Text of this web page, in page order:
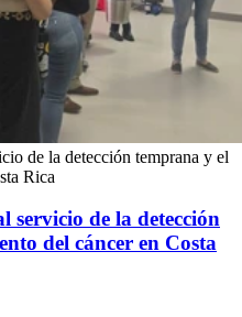
de la detección temprana y el
Rica
servicio de la detección
del cáncer en Costa